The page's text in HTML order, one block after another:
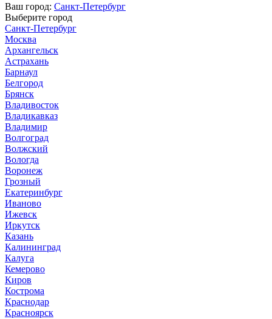
Ваш город: Санкт-Петербург
Выберите город
Санкт-Петербург
Москва
Архангельск
Астрахань
Барнаул
Белгород
Брянск
Владивосток
Владикавказ
Владимир
Волгоград
Волжский
Вологда
Воронеж
Грозный
Екатеринбург
Иваново
Ижевск
Иркутск
Казань
Калининград
Калуга
Кемерово
Киров
Кострома
Краснодар
Красноярск